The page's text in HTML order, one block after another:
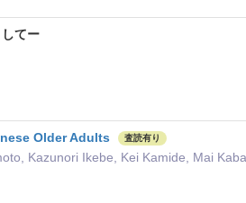
てー
Older Adults 査読有り
Kazunori Ikebe, Kei Kamide, Mai